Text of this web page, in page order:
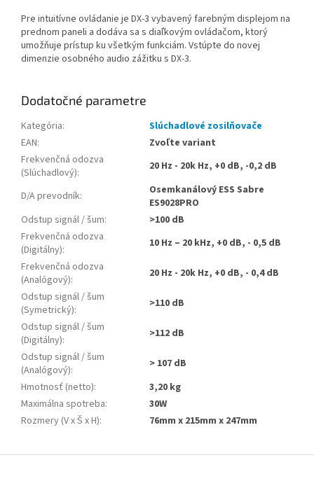
Pre intuitívne ovládanie je DX-3 vybavený farebným displejom na
prednom paneli a dodáva sa s diaľkovým ovládačom, ktorý
umožňuje prístup ku všetkým funkciám. Vstúpte do novej
dimenzie osobného audio zážitku s DX-3.
Dodatočné parametre
Kategória:
Slúchadlové zosilňovače
EAN:
Zvoľte variant
Frekvenčná odozva
(Slúchadlový): 20 Hz - 20k Hz, +0 dB, -0,2 dB
D/A prevodník:
Osemkanálový ESS Sabre
ES9028PRO
Odstup signál / šum:
>100 dB
Frekvenčná odozva
(Digitálny):
10 Hz – 20 kHz, +0 dB, - 0,5 dB
Frekvenčná odozva
(Analógový):
20 Hz - 20k Hz, +0 dB, - 0,4 dB
Odstup signál / šum
(Symetrický):
>110 dB
Odstup signál / šum
(Digitálny):
>112 dB
Odstup signál / šum
(Analógový):
> 107 dB
Hmotnosť (netto):
3,20 kg
Maximálna spotreba:
30W
Rozmery (V x Š x H): 76mm x 215mm x 247mm